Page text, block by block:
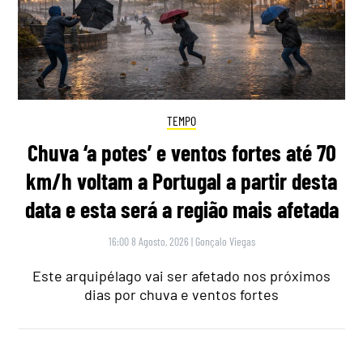
TEMPO
Chuva ‘a potes’ e ventos fortes até 70
km/h voltam a Portugal a partir desta
data e esta será a região mais afetada
16:00 8 Agosto, 2026 | Gonçalo Viegas
Este arquipélago vai ser afetado nos próximos
dias por chuva e ventos fortes